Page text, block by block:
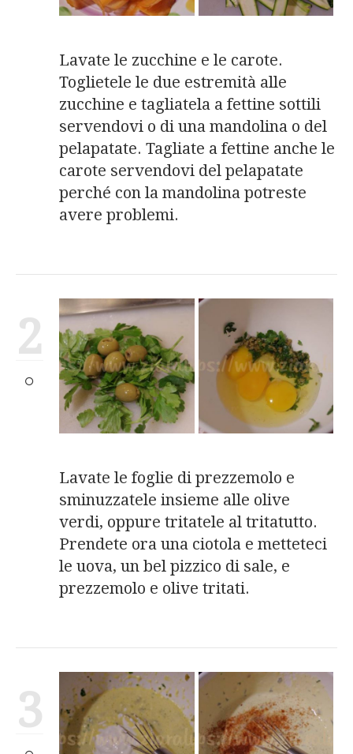
Lavate le zucchine e le carote.
Toglietele le due estremità alle
zucchine e tagliatela a fettine sottili
servendovi o di una mandolina o del
pelapatate. Tagliate a fettine anche le
carote servendovi del pelapatate
perché con la mandolina potreste
avere problemi.
2
Lavate le foglie di prezzemolo e
sminuzzatele insieme alle olive
verdi, oppure tritatele al tritatutto.
Prendete ora una ciotola e metteteci
le uova, un bel pizzico di sale, e
prezzemolo e olive tritati.
3